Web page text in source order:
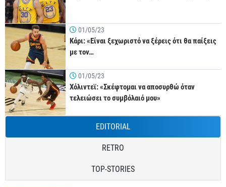
01/05/23
Κάρι: «Είναι ξεχωριστό να ξέρεις ότι θα παίξεις
με τον…
01/05/23
Χόλιντεϊ: «Σκέφτομαι να αποσυρθώ όταν
τελειώσει το συμβόλαιό μου»
EDITORIAL
RETRO
TOP-STORIES